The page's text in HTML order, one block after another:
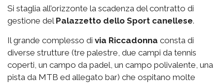
Si staglia all’orizzonte la scadenza del contratto di
gestione del Palazzetto dello Sport canellese.
Il grande complesso di via Riccadonna consta di
diverse strutture (tre palestre, due campi da tennis
coperti, un campo da padel, un campo polivalente, una
pista da MTB ed allegato bar) che ospitano molte